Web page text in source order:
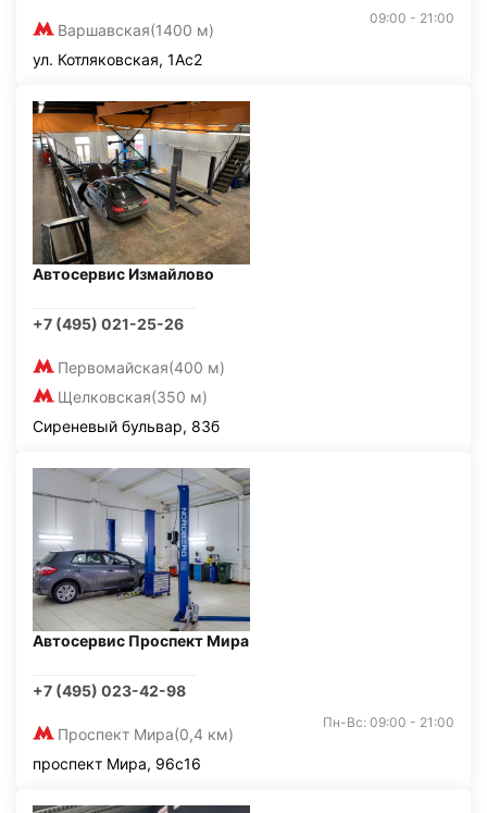
Варшавская(1400 м)
09:00 - 21:00
ул. Котляковская, 1Ас2
Автосервис Измайлово
+7 (495) 021-25-26
Первомайская(400 м)
Щелковская(350 м)
Сиреневый бульвар, 83б
Автосервис Проспект Мира
+7 (495) 023-42-98
Проспект Мира(0,4 км)
Пн-Вс: 09:00 - 21:00
проспект Мира, 96с16